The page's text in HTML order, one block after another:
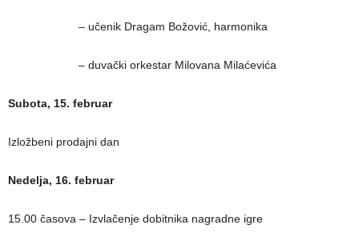
– učenik Dragam Božović, harmonika
– duvački orkestar Milovana Milaćevića
Subota, 15. februar
Izložbeni prodajni dan
Nedelja, 16. februar
15.00 časova – Izvlačenje dobitnika nagradne igre